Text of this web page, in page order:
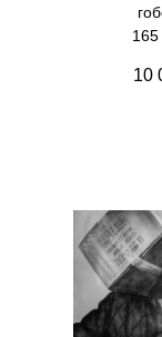
10